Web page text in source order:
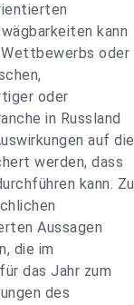
kann
oder
oder
in Russland
auf die
werden, dass
kann. Zu
Aussagen
die im
das Jahr zum
des